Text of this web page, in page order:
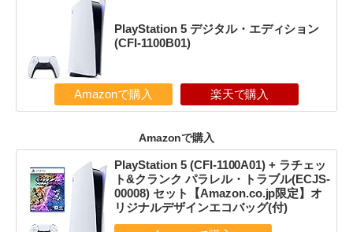
PlayStation 5 デジタル・エディション
(CFI-1100B01)
Amazonで購入 楽天で購入
Amazonで購入
PlayStation 5 (CFI-1100A01) + ラチェッ
ト&クランク パラレル・トラブル(ECJS-
00008) セット【Amazon.co.jp限定】オ
リジナルデザインエコバッグ(付)